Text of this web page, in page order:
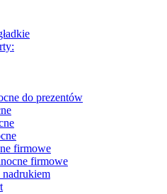
do prezentów
firmowe
firmowe
nadrukiem